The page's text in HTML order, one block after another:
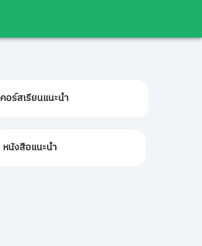
คอร์สเรียนแนะนำ
หนังสือแนะนำ